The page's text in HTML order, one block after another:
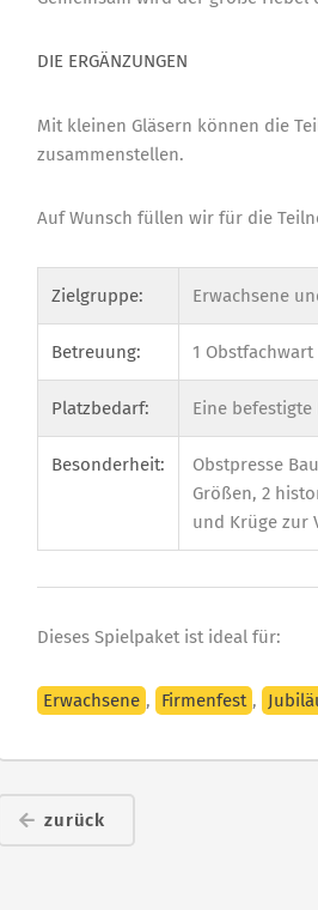
DIE ERGÄNZUNGEN
Mit kleinen Gläsern können die
zusammenstellen.
Auf Wunsch füllen wir für die
Zielgruppe: Erwachsene
Betreuung: 1
Platzbedarf: Eine
Besonderheit:
Obstpresse
Größen, 2
und Krüge zur
Dieses Spielpaket ist ideal für:
Erwachsene , Firmenfest ,
zurück